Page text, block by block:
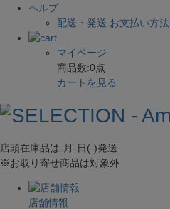
ヘルプ
配送・発送 お支払い方法
マイページ
商品数:0点
カートを見る
店頭在庫品は-月-日(-)発送
※お取り寄せ商品は対象外
店舗情報